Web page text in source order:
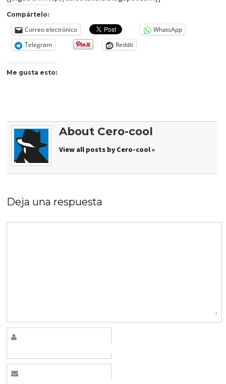
Compártelo:
Correo electrónico
WhatsApp
Telegram
Reddit
Me gusta esto:
About Cero-cool
View all posts by Cero-cool »
Deja una respuesta